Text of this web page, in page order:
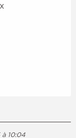
10:04